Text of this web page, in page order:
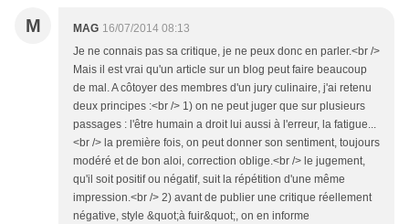
M MAG 16/07/2014 08:13
Je ne connais pas sa critique, je ne peux donc en parler.<br />
Mais il est vrai qu'un article sur un blog peut faire beaucoup
de mal. A côtoyer des membres d'un jury culinaire, j'ai retenu
deux principes :<br /> 1) on ne peut juger que sur plusieurs
passages : l'être humain a droit lui aussi à l'erreur, la fatigue...
<br /> la première fois, on peut donner son sentiment, toujours
modéré et de bon aloi, correction oblige.<br /> le jugement,
qu'il soit positif ou négatif, suit la répétition d'une même
impression.<br /> 2) avant de publier une critique réellement
négative, style &quot;à fuir&quot;, on en informe